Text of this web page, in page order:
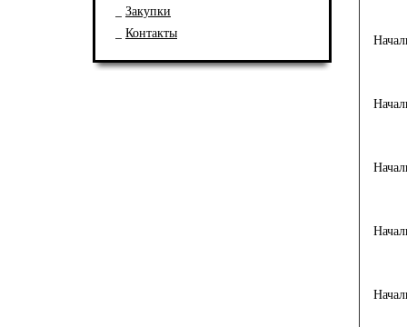
Закупки
Контакты